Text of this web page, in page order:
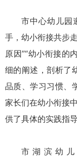
市中心幼儿园
手，幼小衔接共步
原因”“幼小衔接的
细的阐述，剖析了
品质、学习习惯、
家长们在幼小衔接
供了具体的实践指导
市湖滨幼